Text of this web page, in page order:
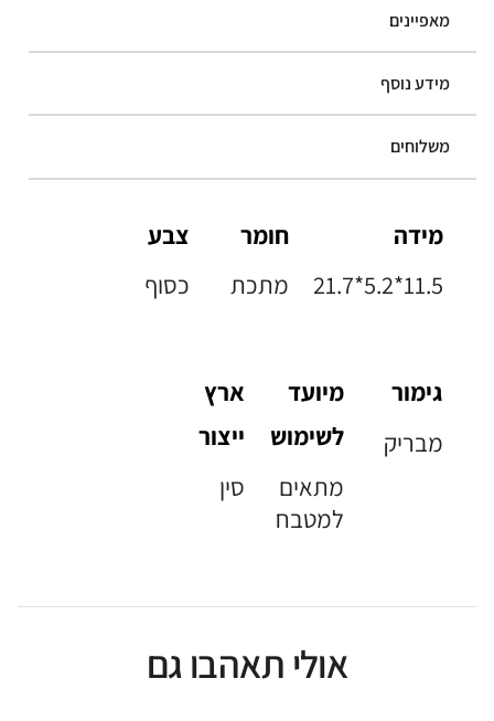
מאפיינים
מידע נוסף
משלוחים
מידה
21.7*5.2*11.5
חומר
מתכת
צבע
כסוף
גימור
מבריק
מיועד
לשימוש
מתאים
למטבח
ארץ
ייצור
סין
אולי תאהבו גם